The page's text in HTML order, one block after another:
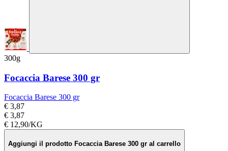
300g
Focaccia Barese 300 gr
Focaccia Barese 300 gr
€ 3,87
€ 3,87
€ 12,90/KG
Aggiungi il prodotto Focaccia Barese 300 gr al carrello